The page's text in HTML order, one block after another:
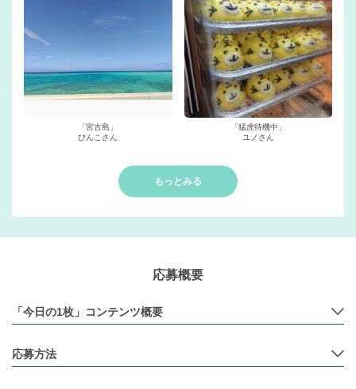
「宮古島」
ぴんこさん
「猛虎待機中」
ユノさん
もっとみる
応募概要
「今⽇の1枚」コンテンツ概要
応募⽅法